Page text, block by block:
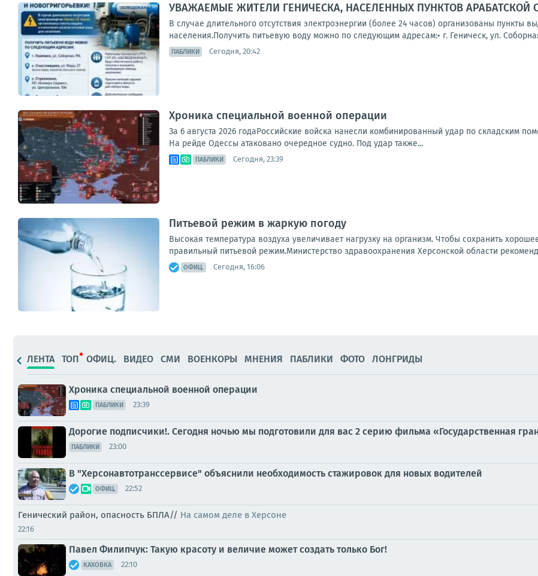
УВАЖАЕМЫЕ ЖИТЕЛИ ГЕНИЧЕСКА, НАСЕЛЕННЫХ ПУНКТОВ АРАБАТСКОЙ
В случае длительного отсутствия электроэнергии (более 24 часов) организованы пункты
населения.Получить питьевую воду можно по следующим адресам:• г. Геническ, ул.
ПАБЛИКИ Сегодня, 20:42
Хроника специальной военной операции
За 6 августа 2026 годаРоссийские войска нанесли комбинированный удар по складским
На рейде Одессы атаковано очередное судно. Под удар также...
ПАБЛИКИ Сегодня, 23:39
Питьевой режим в жаркую погоду
Высокая температура воздуха увеличивает нагрузку на организм. Чтобы сохранить
правильный питьевой режим.Министерство здравоохранения Херсонской области
ОФИЦ. Сегодня, 16:06
ЛЕНТА ТОП ОФИЦ. ВИДЕО СМИ ВОЕНКОРЫ МНЕНИЯ ПАБЛИКИ ФОТО ЛОНГРИДЫ
Хроника специальной военной операции
ПАБЛИКИ 23:39
Дорогие подписчики!. Сегодня ночью мы подготовили для вас 2 серию фильма «Государственная
ПАБЛИКИ 23:00
В "Херсонавтотранссервисе" объяснили необходимость стажировок для новых водителей
ОФИЦ. 22:52
Генический район, опасность БПЛА// На самом деле в Херсоне
22:16
Павел Филипчук: Такую красоту и величие может создать только Бог!
КАХОВКА 22:10